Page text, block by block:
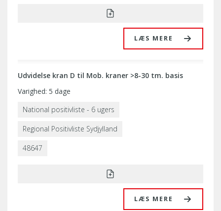
LÆS MERE
Udvidelse kran D til Mob. kraner >8-30 tm. basis
National positivliste - 6 ugers
Regional Positivliste Sydjylland
48647
LÆS MERE
Varighed: 5 dage